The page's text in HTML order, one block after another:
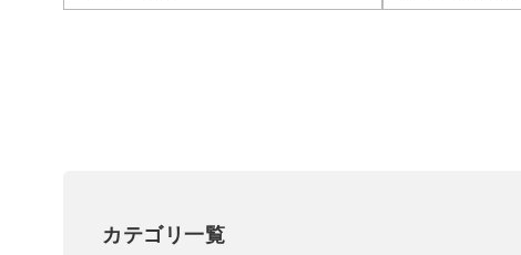
カテゴリ一覧